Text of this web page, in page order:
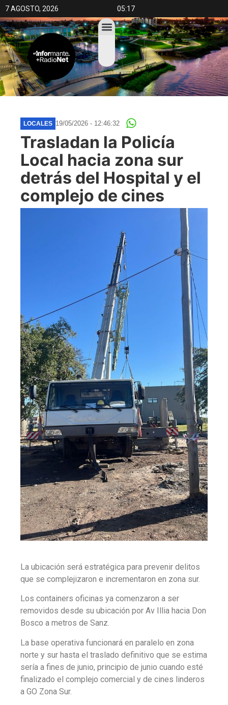
7 AGOSTO, 2026 05:17
LOCALES 19/05/2026 - 12:46:32
Trasladan la Policía
Local hacia zona sur
detrás del Hospital y el
complejo de cines
La ubicación será estratégica para prevenir delitos
que se complejizaron e incrementaron en zona sur.
Los containers oficinas ya comenzaron a ser
removidos desde su ubicación por Av Illia hacia Don
Bosco a metros de Sanz.
La base operativa funcionará en paralelo en zona
norte y sur hasta el traslado definitivo que se estima
sería a fines de junio, principio de junio cuando esté
finalizado el complejo comercial y de cines linderos
a GO Zona Sur.